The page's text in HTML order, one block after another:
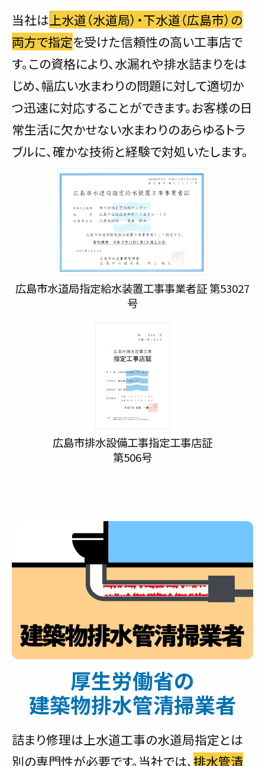
当社は 上水道（水道局）・下水道（広島市）の
両方で指定を受けた信頼性の高い工事店で
す。この資格により、水漏れや排水詰まりをは
じめ、幅広い水まわりの問題に対して適切か
つ迅速に対応することができます。お客様の日
常生活に欠かせない水まわりのあらゆるトラ
ブルに、確かな技術と経験で対処いたします。
広島市水道局指定給水装置工事事業者証 第53027
号
広島市排水設備工事指定工事店証
第506号
厚生労働省の
建築物排水管清掃業者
詰まり修理は上水道工事の水道局指定とは
別の専門性が必要です。当社では、排水管清